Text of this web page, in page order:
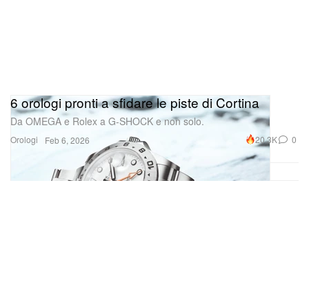
Orologi
6 orologi pronti a sfidare le piste di Cortina
Da OMEGA e Rolex a G-SHOCK e non solo.
Feb 6, 2026 20.3K 0